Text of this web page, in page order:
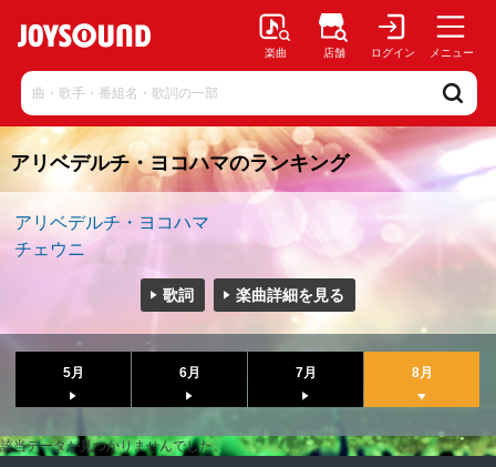
楽曲 店舗 ログイン メニュー
アリベデルチ・ヨコハマのランキング
アリベデルチ・ヨコハマ
チェウニ
歌詞 楽曲詳細を見る
5月 6月 7月 8月
該当データが見つかりませんでした。